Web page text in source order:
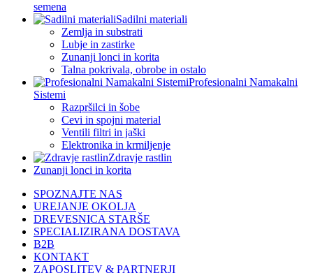
semena
Sadilni materiali
Zemlja in substrati
Lubje in zastirke
Zunanji lonci in korita
Talna pokrivala, obrobe in ostalo
Profesionalni Namakalni
Sistemi
Razpršilci in šobe
Cevi in spojni material
Ventili filtri in jaški
Elektronika in krmiljenje
Zdravje rastlin
Zunanji lonci in korita
SPOZNAJTE NAS
UREJANJE OKOLJA
DREVESNICA STARŠE
SPECIALIZIRANA DOSTAVA
B2B
KONTAKT
ZAPOSLITEV & PARTNERJI